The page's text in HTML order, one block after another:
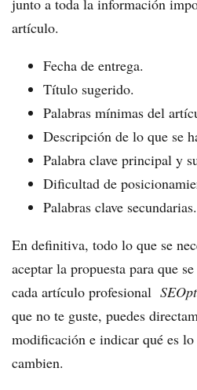
junto a toda la información
artículo.
Fecha de entrega.
Título sugerido.
Palabras mínimas del
Descripción de lo que se
Palabra clave principal y
Dificultad de
Palabras clave secundarias.
En definitiva, todo lo que se
aceptar la propuesta para que
cada artículo profesional
que no te guste, puedes
modificación e indicar qué es lo
cambien.